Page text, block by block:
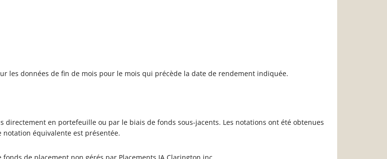
les données de fin de mois pour le mois qui précède la date de rendement indiquée.
en portefeuille ou par le biais de fonds sous-jacents. Les notations ont été obtenues
notation équivalente est présentée.